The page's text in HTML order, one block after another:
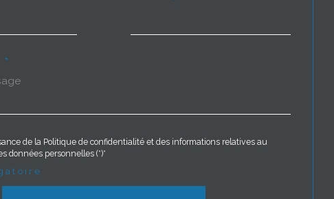
de la Politique de confidentialité et des informations relatives au
données personnelles (*)*